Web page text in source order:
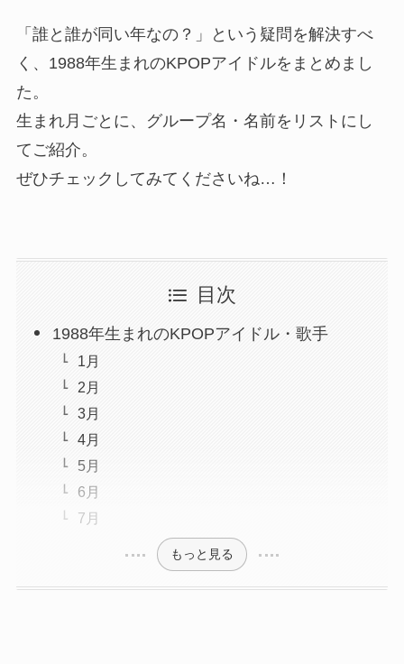
「誰と誰が同い年なの？」という疑問を解決すべ
く、1988年生まれのKPOPアイドルをまとめまし
た。
生まれ月ごとに、グループ名・名前をリストにし
てご紹介。
ぜひチェックしてみてくださいね…！
目次
1988年生まれのKPOPアイドル・歌手
1月
2月
3月
4月
5月
6月
7月
もっと見る